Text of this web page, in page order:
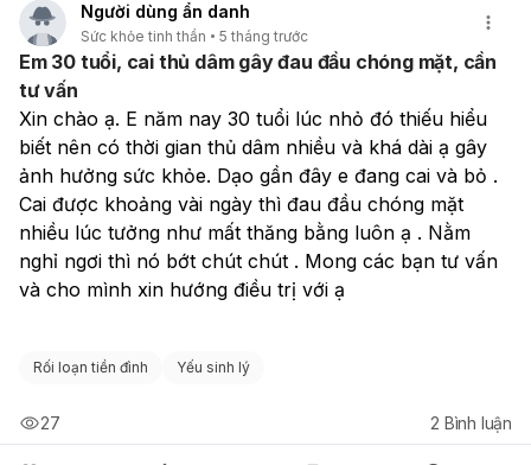
định hướng chuyên khoa. Các chuyên khoa có thể cần
thiết bao gồm:
Chuyên khoa Thần kinh:Để đánh giá rối loạn tiền
hoặc liệt khi ngủ.
Chuyên khoa Nội tiết:Nếu nghi ngờ các vấn đề về
đường huyết hoặc các rối loạn nội tiết khác gây mệt
mỏi.
Chuyên khoa Hô hấp hoặc Y học giấc ngủ: Để kiểm
tra chuyên sâu về tình trạng ngưng thở khi ngủ. Bác sĩ
có thể yêu cầu các xét nghiệm như xét nghiệm máu,
nghiên cứu giấc ngủ, hoặc các kiểm tra khác để đưa ra
tình trạng sức khỏe của bạn.
Người dùng ẩn danh
Sức khỏe tinh thần 5 tháng trước
Em 30 tuổi, cai thủ dâm gây đau đầu chóng mặt, cần
tư vấn
Xin chào ạ. E năm nay 30 tuổi lúc nhỏ đó thiếu hiểu
biết nên có thời gian thủ dâm nhiều và khá dài ạ gây
ảnh hưởng sức khỏe. Dạo gần đây e đang cai và bỏ .
Cai được khoảng vài ngày thì đau đầu chóng mặt
nhiều lúc tưởng như mất thăng bằng luôn ạ . Nằm
nghỉ ngơi thì nó bớt chút chút . Mong các bạn tư vấn
và cho mình xin hướng điều trị với ạ
Rối loạn tiền đình Yếu sinh lý
27 2 Bình luận